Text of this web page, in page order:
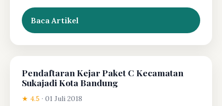
Baca Artikel
Pendaftaran Kejar Paket C Kecamatan
Sukajadi Kota Bandung
★ 4.5 · 01 Juli 2018